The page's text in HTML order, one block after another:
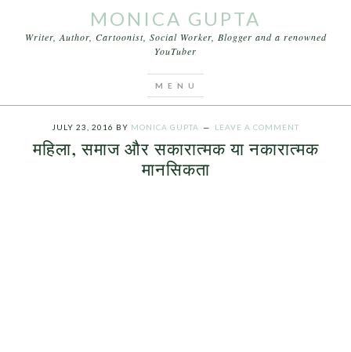
MONICA GUPTA
Writer, Author, Cartoonist, Social Worker, Blogger and a renowned
YouTuber
सकारात्मक या नकारात्मक मानसिकता
JULY 23, 2016 BY MONICA GUPTA LEAVE A COMMENT
महिला, समाज और सकारात्मक या नकारात्मक
मानसिकता